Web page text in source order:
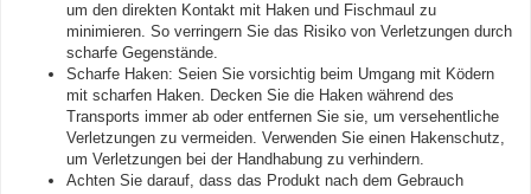
um den direkten Kontakt mit Haken und Fischmaul zu
minimieren. So verringern Sie das Risiko von Verletzungen durch
scharfe Gegenstände.
Scharfe Haken: Seien Sie vorsichtig beim Umgang mit Ködern
mit scharfen Haken. Decken Sie die Haken während des
Transports immer ab oder entfernen Sie sie, um versehentliche
Verletzungen zu vermeiden. Verwenden Sie einen Hakenschutz,
um Verletzungen bei der Handhabung zu verhindern.
Achten Sie darauf, dass das Produkt nach dem Gebrauch